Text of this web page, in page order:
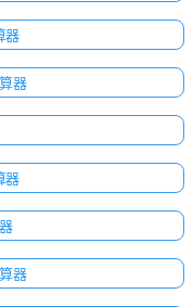
器
器
器
器